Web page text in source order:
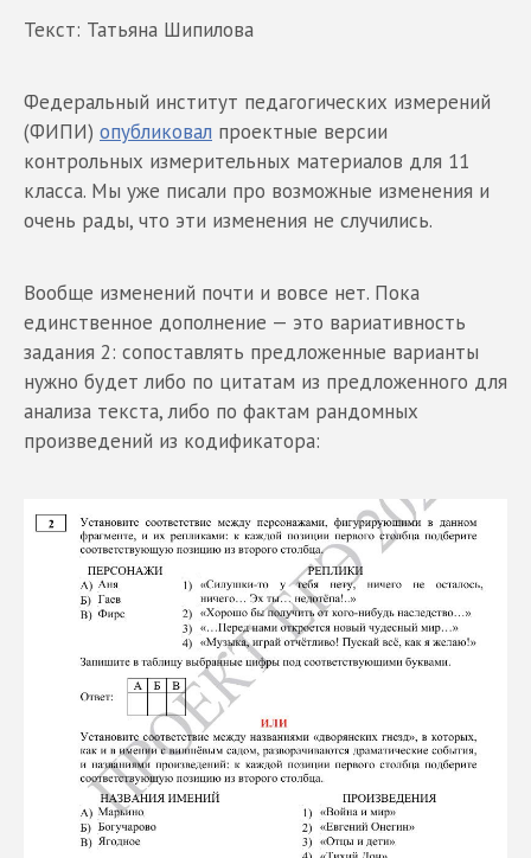
Текст: Татьяна Шипилова
Федеральный институт педагогических измерений
(ФИПИ) опубликовал проектные версии
контрольных измерительных материалов для 11
класса. Мы уже писали про возможные изменения и
очень рады, что эти изменения не случились.
Вообще изменений почти и вовсе нет. Пока
единственное дополнение — это вариативность
задания 2: сопоставлять предложенные варианты
нужно будет либо по цитатам из предложенного для
анализа текста, либо по фактам рандомных
произведений из кодификатора: